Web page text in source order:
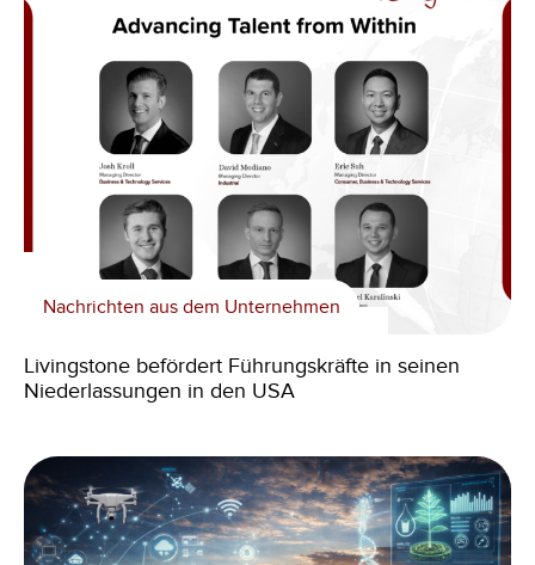
Nachrichten aus dem Unternehmen
Livingstone befördert Führungskräfte in seinen
Niederlassungen in den USA